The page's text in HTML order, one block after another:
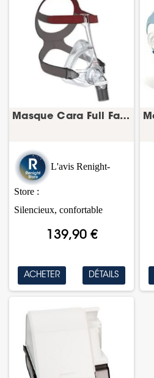
Masque Cara Full Face – Masque facial...
139,90 €
L'avis Renight-
Store :
Silencieux, confortable
ACHETER DÉTAILS